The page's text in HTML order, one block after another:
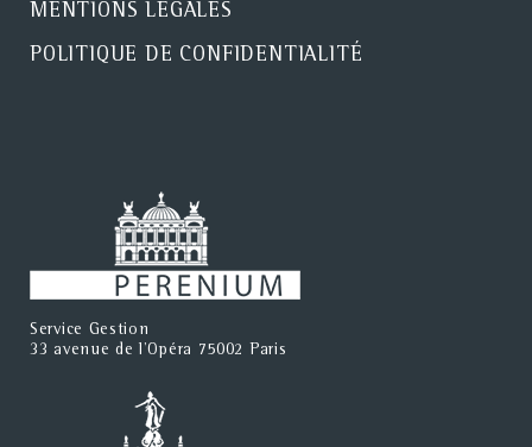
MENTIONS LÉGALES
POLITIQUE DE CONFIDENTIALITÉ
Service Gestion
33 avenue de l'Opéra 75002 Paris